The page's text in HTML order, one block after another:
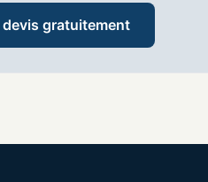
gratuitement